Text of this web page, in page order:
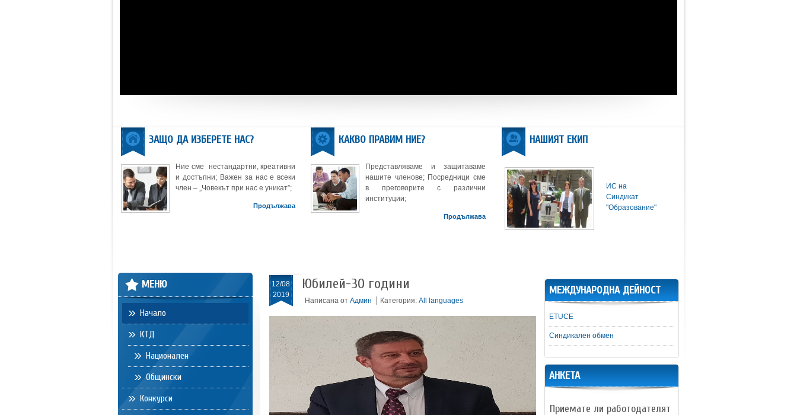
ЗАЩО ДА ИЗБЕРЕТЕ НАС?
Ние сме нестандартни, креативни
и достъпни; Важен за нас е всеки
член – „Човекът при нас е уникат”;
Продължава
КАКВО ПРАВИМ НИЕ?
Представляваме и защитаваме
нашите членове; Посредници сме
в преговорите с различни
институции;
Продължава
НАШИЯТ ЕКИП
ИС на
Синдикат
"Образование"
12/08
2019
Юбилей-30 години
Написана от Админ Категория: All languages
МЕЖДУНАРОДНА ДЕЙНОСТ
ETUCE
Синдикален обмен
АНКЕТА
Приемате ли работодателят
МЕНЮ
Начало
КТД
Национален
Общински
Конкурси